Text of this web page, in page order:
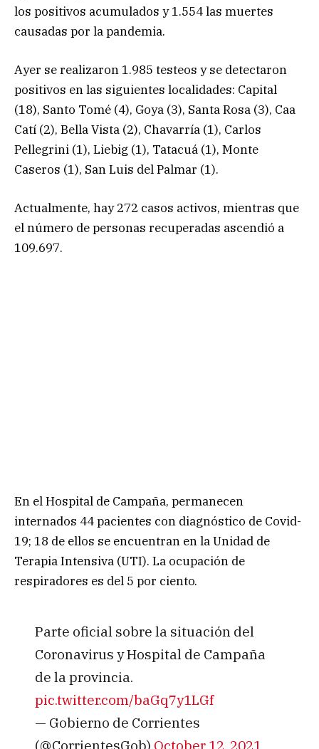
los positivos acumulados y 1.554 las muertes
causadas por la pandemia.
Ayer se realizaron 1.985 testeos y se detectaron
positivos en las siguientes localidades: Capital
(18), Santo Tomé (4), Goya (3), Santa Rosa (3), Caa
Catí (2), Bella Vista (2), Chavarría (1), Carlos
Pellegrini (1), Liebig (1), Tatacuá (1), Monte
Caseros (1), San Luis del Palmar (1).
Actualmente, hay 272 casos activos, mientras que
el número de personas recuperadas ascendió a
109.697.
En el Hospital de Campaña, permanecen
internados 44 pacientes con diagnóstico de Covid-
19; 18 de ellos se encuentran en la Unidad de
Terapia Intensiva (UTI). La ocupación de
respiradores es del 5 por ciento.
Parte oficial sobre la situación del
Coronavirus y Hospital de Campaña
de la provincia.
pic.twitter.com/baGq7y1LGf
— Gobierno de Corrientes
(@CorrientesGob) October 12, 2021